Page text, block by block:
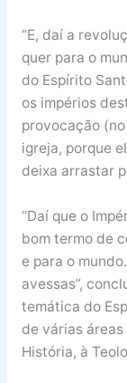
“E, daí a
quer para o
do Espírito
os impérios
provocação
igreja, porque
deixa arrastar
“Daí que o
bom termo de
e para o
avessas”,
temática do
de várias
História, à